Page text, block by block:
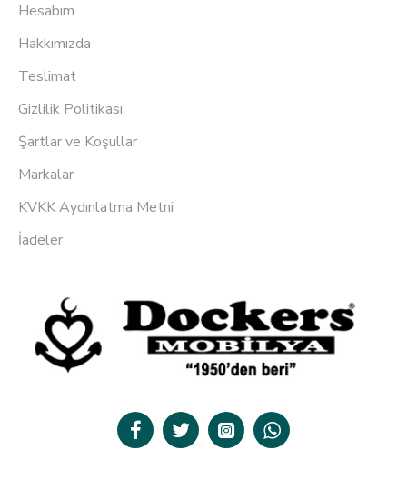
Hesabım
Hakkımızda
Teslimat
Gizlilik Politikası
Şartlar ve Koşullar
Markalar
KVKK Aydınlatma Metni
İadeler